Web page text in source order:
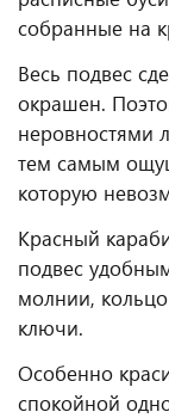
собранные на
Весь подвес
окрашен.
неровностями
тем самым
которую
Красный
подвес
молнии,
ключи.
Особенно
спокойной